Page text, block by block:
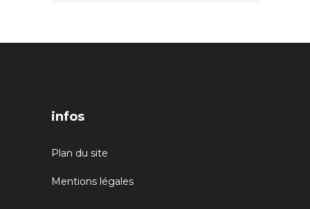
infos
Plan du site
Mentions légales